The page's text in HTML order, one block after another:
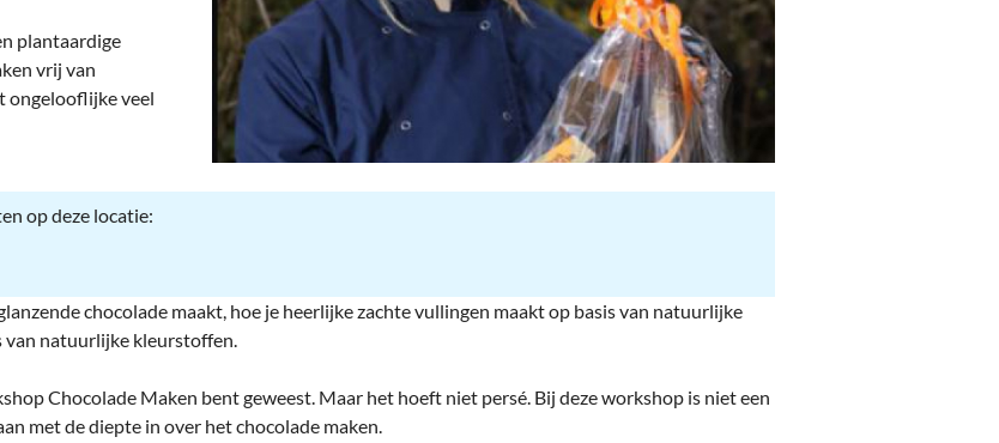
On-line bestellen in Zuidhorn
Financiën, Makelaars & Hypotheken
Diensten, Gemak & Zakelijk
(Ver) Bouw & Onderhoud
Bedrijven in de Regio Zuidhorn
plantaardige
vrij van
ongelooflijke veel
op deze locatie:
chocolade maakt, hoe je heerlijke zachte vullingen maakt op basis van natuurlijke
van natuurlijke kleurstoffen.
Chocolade Maken bent geweest. Maar het hoeft niet persé. Bij deze workshop is niet een
met de diepte in over het chocolade maken.